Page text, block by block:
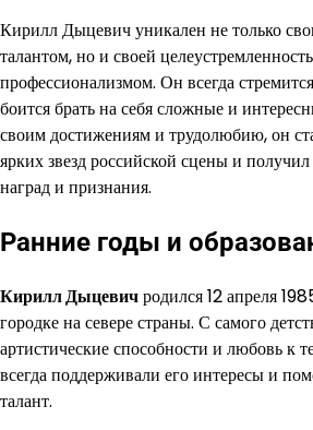
Кирилл Дыцевич уникален не только
талантом, но и своей
профессионализмом. Он всегда
боится брать на себя сложные и
своим достижениям и трудолюбию, он
ярких звезд российской сцены и
наград и признания.
Ранние годы и
Кирилл Дыцевичродился 12 апреля
городке на севере страны. С самого
артистические способности и любовь к
всегда поддерживали его интересы и
талант.